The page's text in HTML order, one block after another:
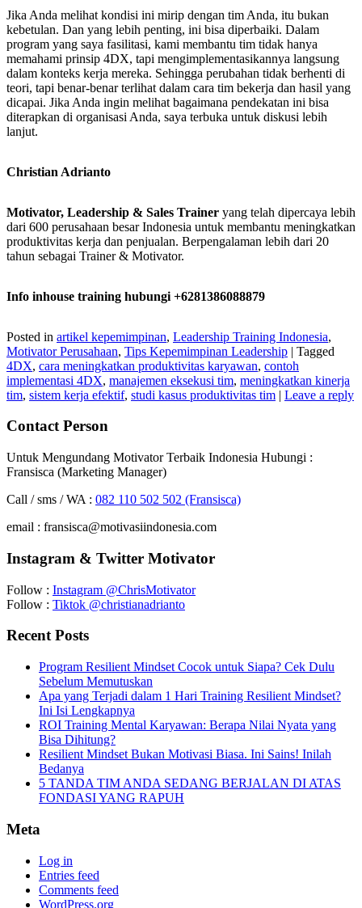
Jika Anda melihat kondisi ini mirip dengan tim Anda, itu bukan
kebetulan. Dan yang lebih penting, ini bisa diperbaiki. Dalam
program yang saya fasilitasi, kami membantu tim tidak hanya
memahami prinsip 4DX, tapi mengimplementasikannya langsung
dalam konteks kerja mereka. Sehingga perubahan tidak berhenti di
teori, tapi benar-benar terlihat dalam cara tim bekerja dan hasil yang
dicapai. Jika Anda ingin melihat bagaimana pendekatan ini bisa
diterapkan di organisasi Anda, saya terbuka untuk diskusi lebih
lanjut.
Christian Adrianto
Motivator, Leadership & Sales Trainer yang telah dipercaya lebih
dari 600 perusahaan besar Indonesia untuk membantu meningkatkan
produktivitas kerja dan penjualan. Berpengalaman lebih dari 20
tahun sebagai Trainer & Motivator.
Info inhouse training hubungi +6281386088879
Posted in artikel kepemimpinan, Leadership Training Indonesia,
Motivator Perusahaan, Tips Kepemimpinan Leadership | Tagged
4DX, cara meningkatkan produktivitas karyawan, contoh
implementasi 4DX, manajemen eksekusi tim, meningkatkan kinerja
tim, sistem kerja efektif, studi kasus produktivitas tim | Leave a reply
Contact Person
Untuk Mengundang Motivator Terbaik Indonesia Hubungi :
Fransisca (Marketing Manager)
Call / sms / WA : 082 110 502 502 (Fransisca)
email : fransisca@motivasiindonesia.com
Instagram & Twitter Motivator
Follow : Instagram @ChrisMotivator
Follow : Tiktok @christianadrianto
Recent Posts
Program Resilient Mindset Cocok untuk Siapa? Cek Dulu
Sebelum Memutuskan
Apa yang Terjadi dalam 1 Hari Training Resilient Mindset?
Ini Isi Lengkapnya
ROI Training Mental Karyawan: Berapa Nilai Nyata yang
Bisa Dihitung?
Resilient Mindset Bukan Motivasi Biasa. Ini Sains! Inilah
Bedanya
5 TANDA TIM ANDA SEDANG BERJALAN DI ATAS
FONDASI YANG RAPUH
Meta
Log in
Entries feed
Comments feed
WordPress.org